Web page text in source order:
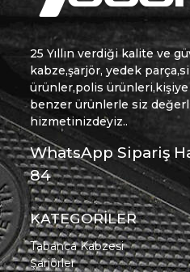
25 Yıllın verdiği kalite ve
kabze,şarjör, yedek
ürünler,polis ürünleri,kişiye
benzer ürünlerle siz
hizmetinizdeyiz..
WhatsApp Sipariş
84
KATEGORİLER
Tabanca Kabzesi
Şarjörler